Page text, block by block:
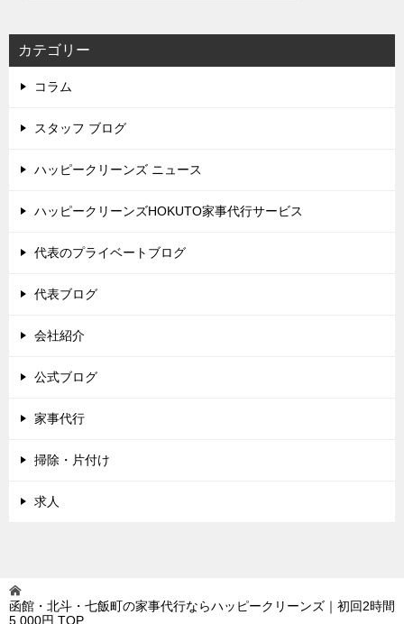
カテゴリー
コラム
スタッフ ブログ
ハッピークリーンズ ニュース
ハッピークリーンズHOKUTO家事代行サービス
代表のプライベートブログ
代表ブログ
会社紹介
公式ブログ
家事代行
掃除・片付け
求人
函館・北斗・七飯町の家事代行ならハッピークリーンズ｜初回2時間
5,000円 TOP